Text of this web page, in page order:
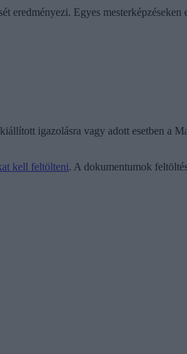
eredményezi. Egyes
igazolásra vagy adott esetben a
kell feltölteni. A dokumentumok